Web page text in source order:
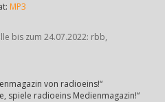
MP3
bis zum 24.07.2022: rbb,
von radioeins!“
spiele radioeins Medienmagazin!“